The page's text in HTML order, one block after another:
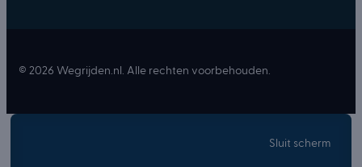
© 2026 Wegrijden.nl. Alle rechten voorbehouden.
Sluit scherm